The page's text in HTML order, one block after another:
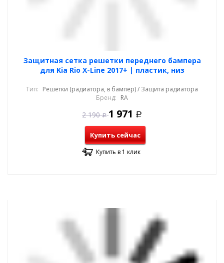
Защитная сетка решетки переднего бампера
для Kia Rio X-Line 2017+ | пластик, низ
Тип: Решетки (радиатора, в бампер) / Защита радиатора
Бренд: RA
2 190 Р 1 971 Р
Купить сейчас
Купить в 1 клик